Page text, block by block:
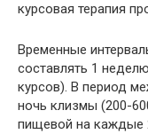
курсовая терапия
Временные
составлять 1
курсов). В период
ночь клизмы (200-
пищевой на каждые